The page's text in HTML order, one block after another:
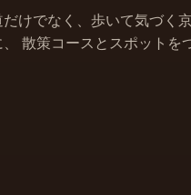
だけでなく、歩いて気づく
、 散策コースとスポットを